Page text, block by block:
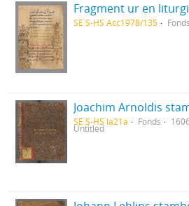
SE S-HS Acc1978/135 Fonds
Joachim Arnoldis
SE S-HS Ia21a Fonds
Untitled